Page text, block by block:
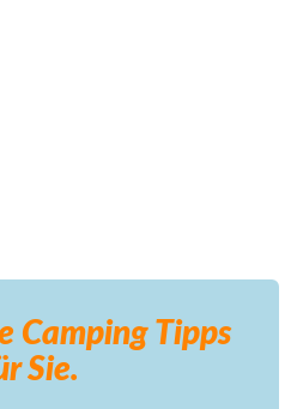
Camping Tipps
Sie.